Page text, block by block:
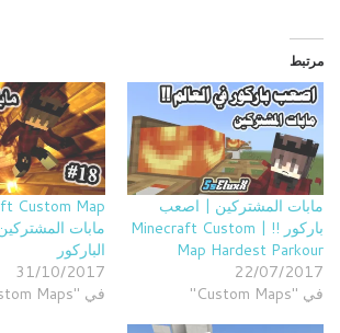
مرتبط
مابات المشتركين | اصعب
باركور !! | Minecraft Custom
Map Hardest Parkour
22/07/2017
في "Custom Maps"
الباركور
31/10/2017
في "Custom Maps"